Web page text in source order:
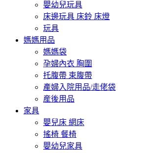
嬰幼兒玩具
床邊玩具 床鈴 床燈
玩具
媽媽用品
媽媽袋
孕婦內衣 胸圍
托腹帶 束腹帶
產婦入院用品/走佬袋
産後用品
家具
嬰兒床 網床
搖椅 餐椅
嬰幼兒家具